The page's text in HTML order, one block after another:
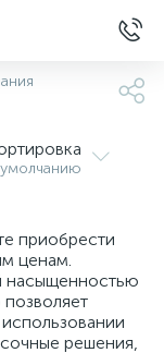
приобрести
ценам.
насыщенностью
решения,